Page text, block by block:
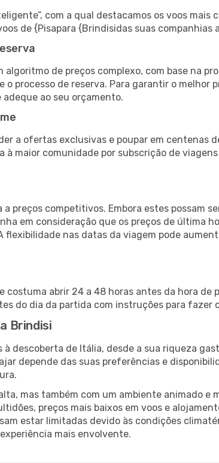
com a qual destacamos os voos
de {Pisapara {Brindisidas suas companhias
algoritmo de preços complexo, com base na
processo de reserva. Para garantir o melhor
ao seu orçamento.
a ofertas exclusivas e poupar em centenas
maior comunidade por subscrição de
preços competitivos. Embora estes possam
em consideração que os preços de última
flexibilidade nas datas da viagem pode
costuma abrir 24 a 48 horas antes da hora de
do dia da partida com instruções para fazer
Brindisi
à descoberta de Itália, desde a sua riqueza
depende das suas preferências e
mas também com um ambiente animado
preços mais baixos em voos e
estar limitadas devido às condições
mais envolvente.